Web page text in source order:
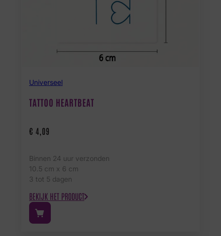
Universeel
TATTOO HEARTBEAT
€ 4,09
Binnen 24 uur verzonden
10.5 cm x 6 cm
3 tot 5 dagen
BEKIJK HET PRODUCT